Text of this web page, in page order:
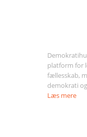
platform for
fællesskab,
demokrati
Læs mere